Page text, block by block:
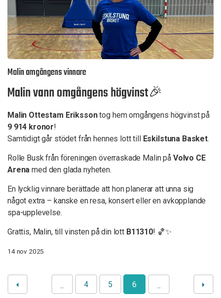
Malin omgångens vinnare
Malin vann omgångens högvinst🎉
Malin Ottestam Erikssontog hem omgångens högvinst på
9 914 kronor!
Samtidigt går stödet från hennes lott till Eskilstuna Basket.
Rolle Busk från föreningen överraskade Malin på Volvo CE
Arena med den glada nyheten.
En lycklig vinnare berättade att hon planerar att unna sig
något extra – kanske en resa, konsert eller en avkopplande
spa-upplevelse.
Grattis, Malin, till vinsten på din lott B11310! 🏀✨
14 nov 2025
... 4 5 6 ...